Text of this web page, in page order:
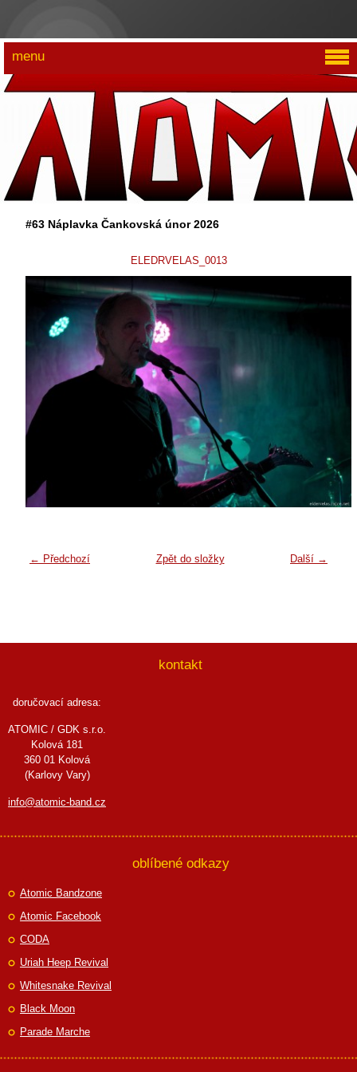
#63 Náplavka Čankovská únor 2026
ELEDRVELAS_0013
← Předchozí Další →
Zpět do složky
menu
kontakt
doručovací adresa:
ATOMIC / GDK s.r.o.
Kolová 181
360 01 Kolová
(Karlovy Vary)
info@atomic-band.cz
oblíbené odkazy
Atomic Bandzone
Atomic Facebook
CODA
Uriah Heep Revival
Whitesnake Revival
Black Moon
Parade Marche